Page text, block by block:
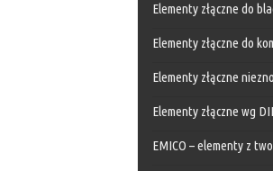
Elementy złączne do
Elementy złączne do
Elementy złączne
Elementy złączne wg
EMICO – elementy z